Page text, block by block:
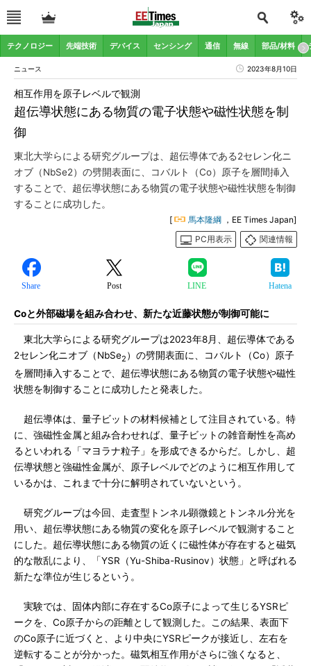
テクノロジー 先端技術 デバイス センシング 通信 無線 部品/材料
ニュース 2023年8月10日
超伝導状態にある物質の電子状態や磁性状態を制
御
相互作用を原子レベルで観測
東北大学らによる研究グループは、超伝導体である2セレン化ニ
オブ（NbSe2）の劈開表面に、コバルト（Co）原子を層間挿入
することで、超伝導状態にある物質の電子状態や磁性状態を制御
することに成功した。
[ 馬本隆綱 ，EE Times Japan]
PC用表示
関連情報
Share Post LINE Hatena
Coと外部磁場を組み合わせ、新たな近藤状態が制御可能に
東北大学らによる研究グループは2023年8月、超伝導体である
2セレン化ニオブ（NbSe2 ）の劈開表面に、コバルト（Co）原子
を層間挿入することで、超伝導状態にある物質の電子状態や磁性
状態を制御することに成功したと発表した。
超伝導体は、量子ビットの材料候補として注目されている。特
に、強磁性金属と組み合わせれば、量子ビットの雑音耐性を高め
るといわれる「マヨラナ粒子」を形成できるからだ。しかし、超
伝導状態と強磁性金属が、原子レベルでどのように相互作用して
いるかは、これまで十分に解明されていないという。
研究グループは今回、走査型トンネル顕微鏡とトンネル分光を
用い、超伝導状態にある物質の変化を原子レベルで観測すること
にした。超伝導状態にある物質の近くに磁性体が存在すると磁気
的な散乱により、「YSR（Yu-Shiba-Rusinov）状態」と呼ばれる
新たな準位が生じるという。
実験では、固体内部に存在するCo原子によって生じるYSRピ
ークを、Co原子からの距離として観測した。この結果、表面下
のCo原子に近づくと、より中央にYSRピークが接近し、左右を
逆転することが分かった。磁気相互作用がさらに強くなると、